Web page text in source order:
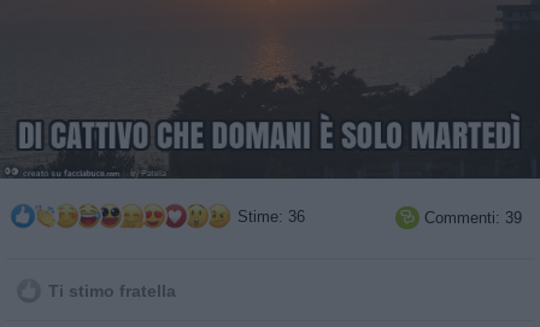
Stime: 36  Commenti: 39
Ti stimo fratella